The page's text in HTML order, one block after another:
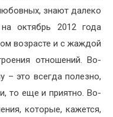
знают далеко
октябрь 2012 года
возрасте и с жаждой
отношений. Во-
– это всегда полезно,
то еще и приятно. Во-
которые, кажется,